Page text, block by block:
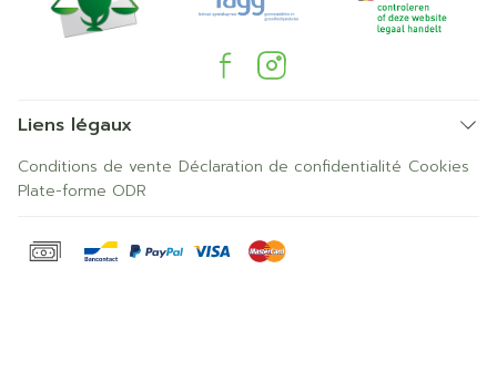
Liens légaux
Conditions de vente Déclaration de confidentialité Cookies
Plate-forme ODR